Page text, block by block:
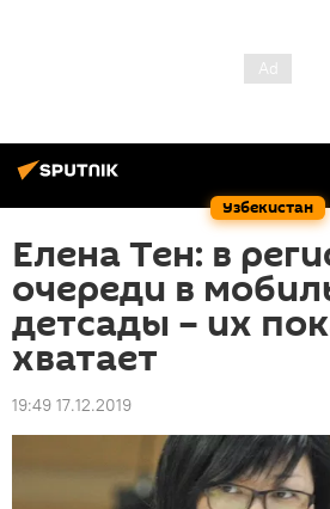
Узбекистан
Елена Тен: в
очереди в
детсады – их
хватает
19:49 17.12.2019